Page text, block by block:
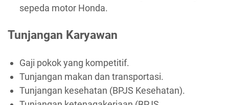
sepeda motor Honda.
Tunjangan Karyawan
Gaji pokok yang kompetitif.
Tunjangan makan dan transportasi.
Tunjangan kesehatan (BPJS Kesehatan).